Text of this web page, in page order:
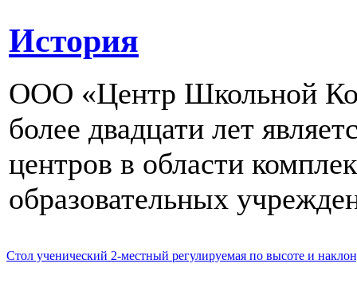
История
ООО «Центр Школьной
более двадцати лет
центров в области
образовательных
Стол ученический 2-местный регулируемая по высоте и